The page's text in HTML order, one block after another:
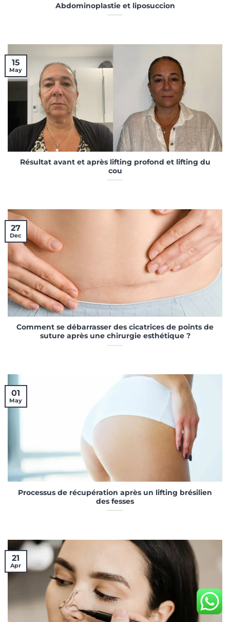
Abdominoplastie et liposuccion
Résultat avant et après lifting profond et lifting du
cou
15
May
Comment se débarrasser des cicatrices de points de
suture après une chirurgie esthétique ?
27
Dec
Processus de récupération après un lifting brésilien
des fesses
01
May
21
Apr